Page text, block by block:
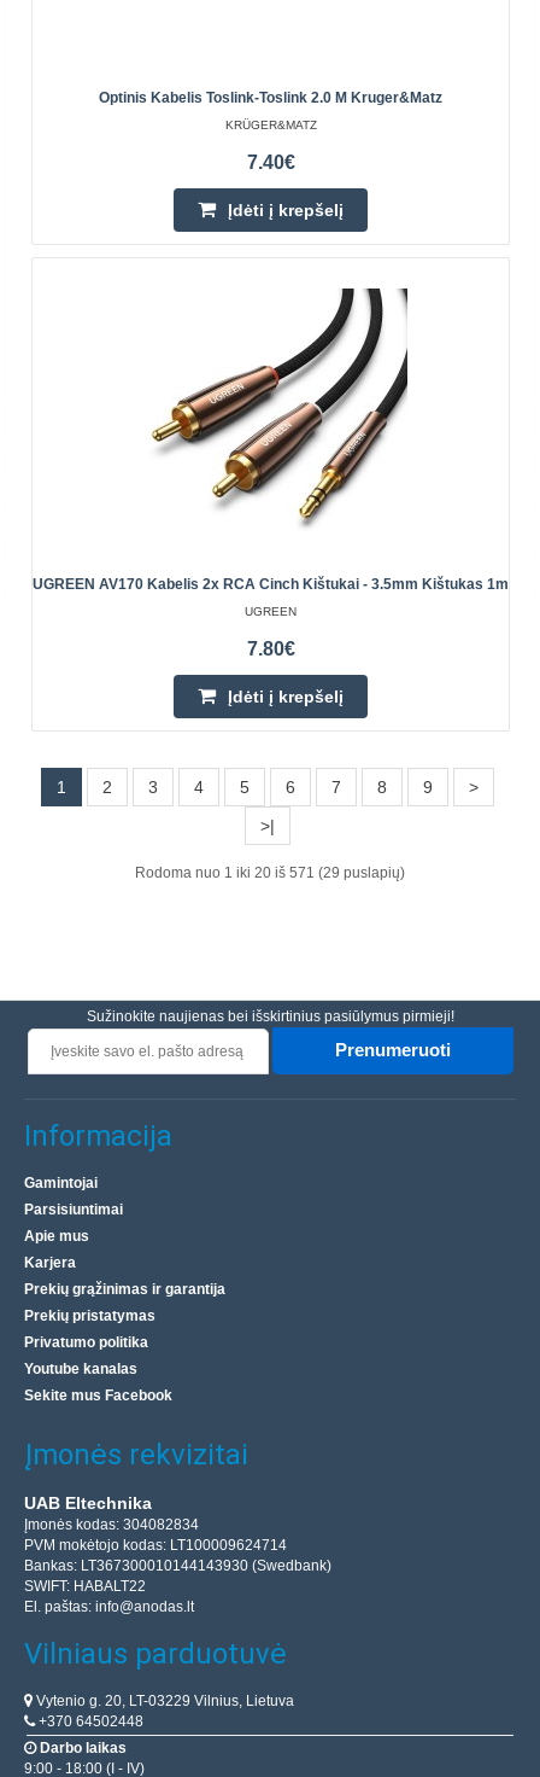
Perkamiausia
Banan kištukas, 4mm, raudonas
Banan kištukas 4mm, raudonas, prisukamas, kabeliui.
Ilgis: 56.5mm30VAC, 60VDC, 24AIzoliacinė medžiaga:
PVCNikeliuoti kontaktai..
Įdėti į krepšelį
AMASS
Banan kištukas 4mm, juodas, prisukamas, kabeliui. Ilgis:
56.5mm 30VAC, 60VDC, 24A Izoliacinė medžiaga: PVC
Nikeliuoti kontaktai..
1.12€
Parduotuvėje Vilniuje YRA
Parduotuvėje Kaune YRA
Centriniame Sandėlyje YRA
Perkamiausia
Optinis Kabelis Toslink-Toslink 2.0 M Kruger&Matz
KRÜGER&MATZ
7.40€
Įdėti į krepšelį
UGREEN AV170 Kabelis 2x RCA Cinch Kištukai - 3.5mm Kištukas 1m
UGREEN
7.80€
Įdėti į krepšelį
1 2 3 4 5 6 7 8 9
>
>|
Rodoma nuo 1 iki 20 iš 571 (29 puslapių)
Sužinokite naujienas bei išskirtinius pasiūlymus pirmieji!
Prenumeruoti
Informacija
Gamintojai
Parsisiuntimai
Apie mus
Karjera
Prekių grąžinimas ir garantija
Prekių pristatymas
Privatumo politika
Youtube kanalas
Sekite mus Facebook
Įmonės rekvizitai
UAB Eltechnika
Įmonės kodas: 304082834
PVM mokėtojo kodas: LT100009624714
Bankas: LT367300010144143930 (Swedbank)
SWIFT: HABALT22
El. paštas: info@anodas.lt
Vilniaus parduotuvė
Vytenio g. 20, LT-03229 Vilnius, Lietuva
+370 64502448
Darbo laikas
9:00 - 18:00 (I - IV)